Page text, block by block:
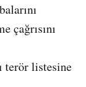
çağrısını
terör listesine